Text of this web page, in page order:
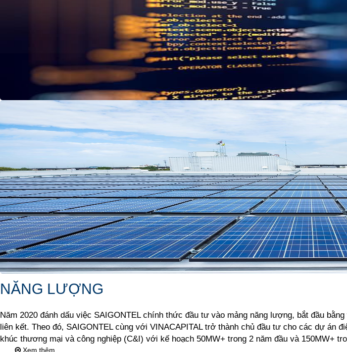
NĂNG LƯỢNG
Năm 2020 đánh dấu việc SAIGONTEL chính thức đầu tư vào mảng năng lượng, bắt đầu
liên kết. Theo đó, SAIGONTEL cùng với VINACAPITAL trở thành chủ đầu tư cho các dự án
khúc thương mại và công nghiệp (C&I) với kế hoạch 50MW+ trong 2 năm đầu và 150MW+
Xem thêm